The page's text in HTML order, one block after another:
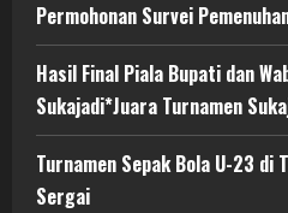
Permohonan Survei
Hasil Final Piala Bupati dan
Sukajadi*Juara Turnamen
Turnamen Sepak Bola U-23 di
Sergai